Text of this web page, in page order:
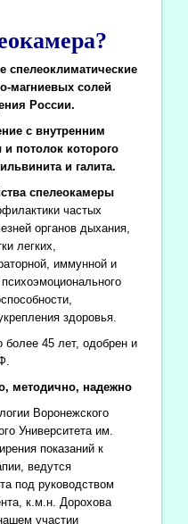
спелеоклиматические
магниевых солей
России.
с внутренним
потолок которого
и галита.
спелеокамеры
частых
органов дыхания,
легких,
иммунной и
здоровья.
45 лет, одобрен и
методично, надежно
Воронежского
Университета им.
показаний к
ведутся
под руководством
к.м.н. Дорохова
участии